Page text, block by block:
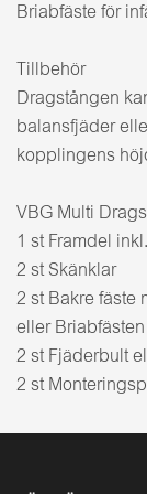
Briabfäste för
Tillbehör
Dragstången
balansfjäder
kopplingens
VBG Multi
1 st Framdel
2 st Skänklar
2 st Bakre fäste
eller Briabfästen
2 st Fjäderbult
2 st